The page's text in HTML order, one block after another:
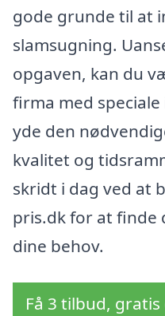
gode grunde til at
slamsugning.
opgaven, kan du
firma med
yde den
kvalitet og
skridt i dag ved at
pris.dk for at finde
dine behov.
Få 3 tilbud,